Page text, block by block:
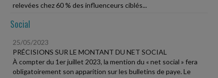
relevées chez 60 % des influenceurs ciblés...
Social
25/05/2023
PRÉCISIONS SUR LE MONTANT DU NET SOCIAL
À compter du 1er juillet 2023, la mention du « net social » fera
obligatoirement son apparition sur les bulletins de paye. Le